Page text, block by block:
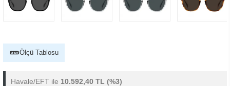
Ölçü Tablosu
Havale/EFT ile 10.592,40 TL (%3)